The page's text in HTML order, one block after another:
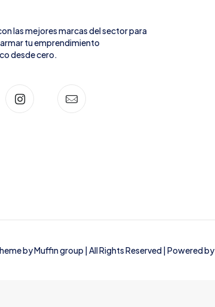
las mejores marcas del sector para
tu emprendimiento
desde cero.
byMuffin group | All Rights Reserved | Powered by